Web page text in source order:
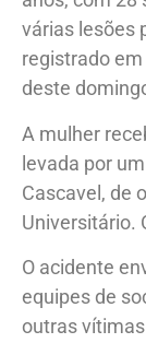
várias lesões
registrado em
deste
A mulher
levada por
Cascavel, de
Universitário.
O acidente
equipes de
outras